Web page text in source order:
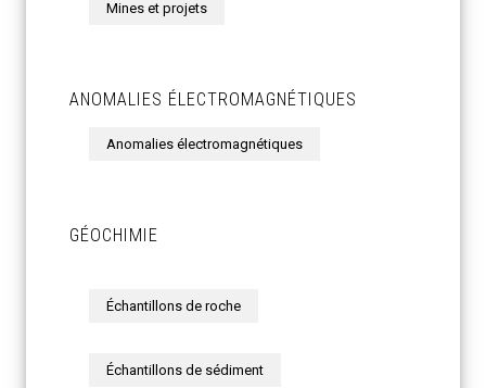
Mines et projets
ANOMALIES ÉLECTROMAGNÉTIQUES
Anomalies électromagnétiques
GÉOCHIMIE
Échantillons de roche
Échantillons de sédiment